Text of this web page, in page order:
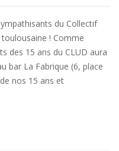
du Collectif
! Comme
des 15 ans du CLUD aura
bar La Fabrique (6, place
nos 15 ans et